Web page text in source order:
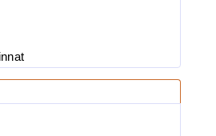
1X Black Nickel